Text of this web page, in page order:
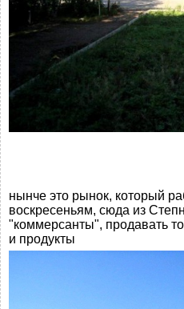
нынче это рынок, который
воскресеньям, сюда из
"коммерсанты", продавать
и продукты